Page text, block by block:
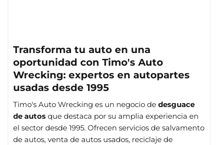
Transforma tu auto en una
oportunidad con Timo's Auto
Wrecking: expertos en autopartes
usadas desde 1995
Timo's Auto Wrecking es un negocio de desguace
de autos que destaca por su amplia experiencia en
el sector desde 1995. Ofrecen servicios de salvamento
de autos, venta de autos usados, reciclaje de